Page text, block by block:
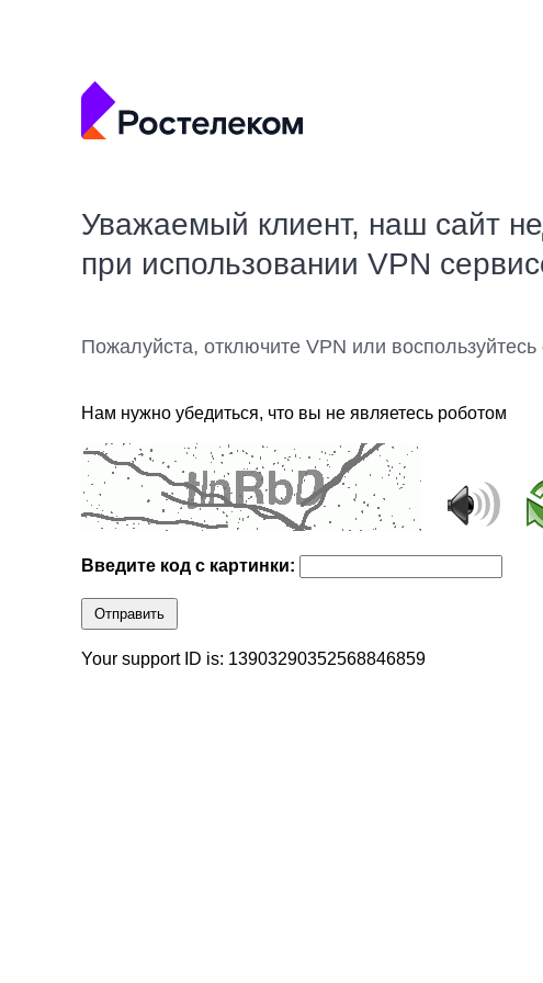
Уважаемый клиент, наш сайт
при использовании VPN
Пожалуйста, отключите VPN или
Нам нужно убедиться, что вы не являетесь роботом
Введите код с картинки:
Отправить
Your support ID is: 13903290352568846859